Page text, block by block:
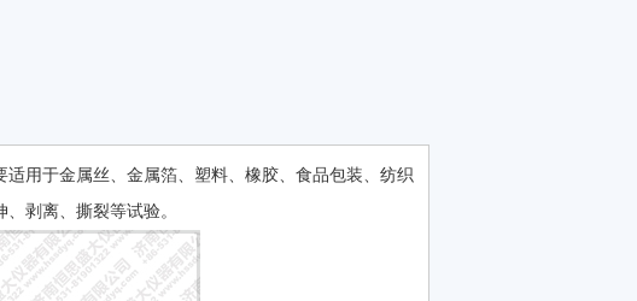
用于金属丝、金属箔、塑料、橡胶、食品包装、纺织
剥离、撕裂等试验。